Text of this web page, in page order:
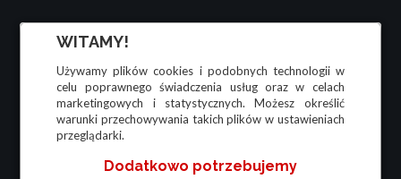
WITAMY!
Używamy plików cookies i podobnych technologii w
celu poprawnego świadczenia usług oraz w celach
marketingowych i statystycznych. Możesz określić
warunki przechowywania takich plików w ustawieniach
przeglądarki.
Dodatkowo potrzebujemy